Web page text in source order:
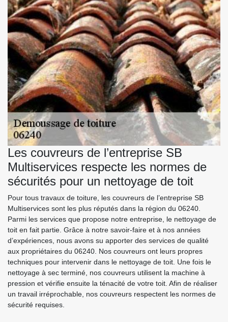
Les couvreurs de l’entreprise SB
Multiservices respecte les normes de
sécurités pour un nettoyage de toit
Pour tous travaux de toiture, les couvreurs de l’entreprise SB
Multiservices sont les plus réputés dans la région du 06240.
Parmi les services que propose notre entreprise, le nettoyage de
toit en fait partie. Grâce à notre savoir-faire et à nos années
d’expériences, nous avons su apporter des services de qualité
aux propriétaires du 06240. Nos couvreurs ont leurs propres
techniques pour intervenir dans le nettoyage de toit. Une fois le
nettoyage à sec terminé, nos couvreurs utilisent la machine à
pression et vérifie ensuite la ténacité de votre toit. Afin de réaliser
un travail irréprochable, nos couvreurs respectent les normes de
sécurité requises.